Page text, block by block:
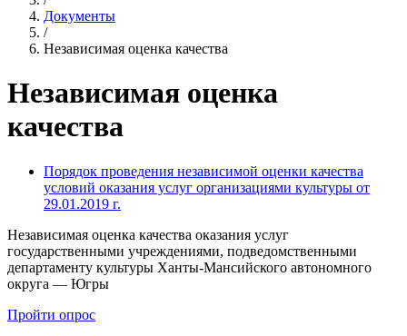
Документы
/
Независимая оценка качества
Независимая оценка
качества
Порядок проведения независимой оценки качества
условий оказания услуг организациями культуры от
29.01.2019 г.
Независимая оценка качества оказания услуг
государственными учреждениями, подведомственными
департаменту культуры Ханты-Мансийского автономного
округа — Югры
Пройти опрос